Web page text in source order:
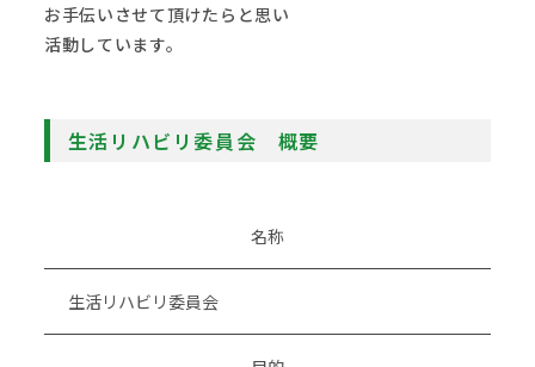
お手伝いさせて頂けたらと思い
活動しています。
生活リハビリ委員会 概要
名称
生活リハビリ委員会